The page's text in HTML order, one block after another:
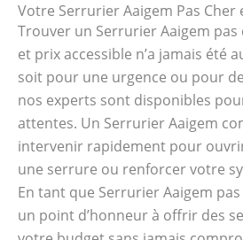
Votre Serrurier Aaigem Pas Cher
Trouver un Serrurier Aaigem
et prix accessible n’a jamais été
soit pour une urgence ou pour
nos experts sont disponibles
attentes. Un Serrurier Aaigem
intervenir rapidement pour
une serrure ou renforcer votre
En tant que Serrurier Aaigem
un point d’honneur à offrir des